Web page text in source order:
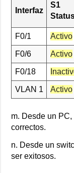
Interfaz
S1
F0/1 Activo
F0/6 Activo
F0/18
VLAN 1 Activo
m. Desde un
correctos.
n. Desde un
ser exitosos.